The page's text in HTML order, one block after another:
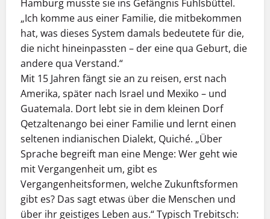
Hamburg musste sie ins Gefängnis Fuhlsbüttel.
„Ich komme aus einer Familie, die mitbekommen
hat, was dieses System damals bedeutete für die,
die nicht hineinpassten – der eine qua Geburt, die
andere qua Verstand.“
Mit 15 Jahren fängt sie an zu reisen, erst nach
Amerika, später nach Israel und Mexiko – und
Guatemala. Dort lebt sie in dem kleinen Dorf
Qetzaltenango bei einer Familie und lernt einen
seltenen indianischen Dialekt, Quiché. „Über
Sprache begreift man eine Menge: Wer geht wie
mit Vergangenheit um, gibt es
Vergangenheitsformen, welche Zukunftsformen
gibt es? Das sagt etwas über die Menschen und
über ihr geistiges Leben aus.“ Typisch Trebitsch: